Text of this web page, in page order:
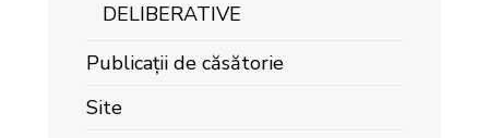
DELIBERATIVE
Publicații de căsătorie
Site